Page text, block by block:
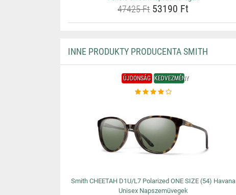
47425 Ft53190 Ft
INNE PRODUKTY PRODUCENTA SMITH
ÚJDONSÁG KEDVEZMÉNY
Smith CHEETAH D1U/L7 Polarized ONE SIZE (54) Havana
Unisex Napszemüvegek